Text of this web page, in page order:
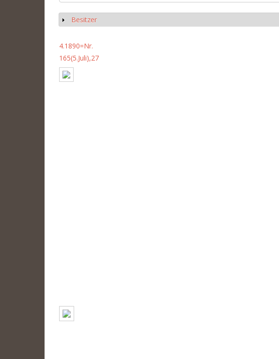
Show
Besitzer
4.1890=Nr.
165(5.Juli),27